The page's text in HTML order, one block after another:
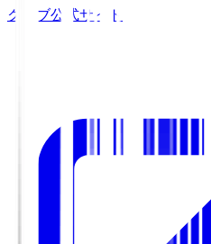
クラブ公式サイト